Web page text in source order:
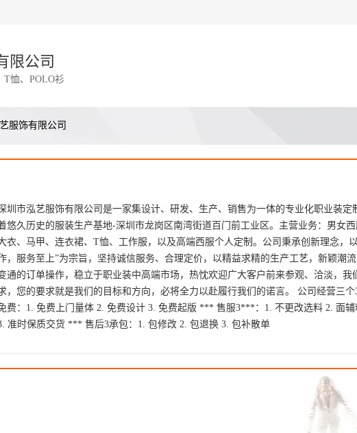
限公司
T恤、POLO衫
服饰有限公司
圳市泓艺服饰有限公司是一家集设计、研发、生产、销售为一体的专业化职业装定
悠久历史的服装生产基地-深圳市龙岗区南湾街道百门前工业区。主营业务：男女西
衣、马甲、连衣裙、T恤、工作服，以及高端西服个人定制。公司秉承创新理念，
，服务至上”为宗旨，坚持诚信服务、合理定价，以精益求精的生产工艺，新颖潮
通的订单操作，稳立于职业装中高端市场，热忱欢迎广大客户前来参观、洽淡，我
，您的要求就是我们的目标和方向，必将全力以赴履行我们的诺言。 公司经营三
费：1. 免费上门量体 2. 免费设计 3. 免费起版 *** 售服3***：1. 不更改选料 2. 面辅
准时保质交货 *** 售后3承包：1. 包修改 2. 包退换 3. 包补散单